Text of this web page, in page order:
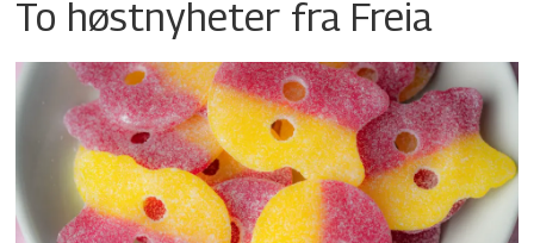
To høstnyheter fra Freia